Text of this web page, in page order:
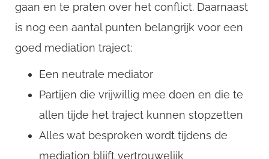
gaan en te praten over het conflict. Daarnaast
is nog een aantal punten belangrijk voor een
goed mediation traject:
Een neutrale mediator
Partijen die vrijwillig mee doen en die te
allen tijde het traject kunnen stopzetten
Alles wat besproken wordt tijdens de
mediation blijft vertrouwelijk
CompanyName
Email